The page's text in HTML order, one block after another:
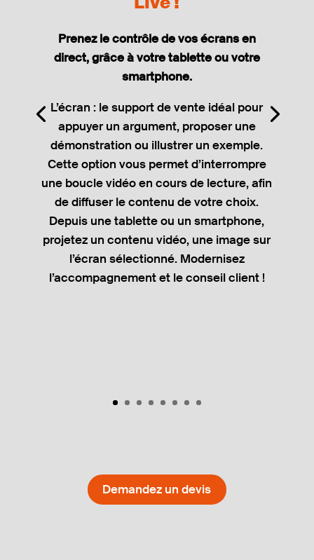
Prenez le contrôle de vos écrans en
direct, grâce à votre tablette ou votre
smartphone.
L’écran : le support de vente idéal pour
appuyer un argument, proposer une
démonstration ou illustrer un exemple.
Cette option vous permet d’interrompre
une boucle vidéo en cours de lecture, afin
de diffuser le contenu de votre choix.
Depuis une tablette ou un smartphone,
projetez un contenu vidéo, une image sur
l’écran sélectionné. Modernisez
l’accompagnement et le conseil client !
Demandez un devis